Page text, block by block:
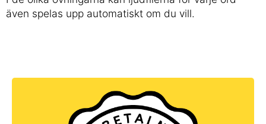
även spelas upp automatiskt om du vill.